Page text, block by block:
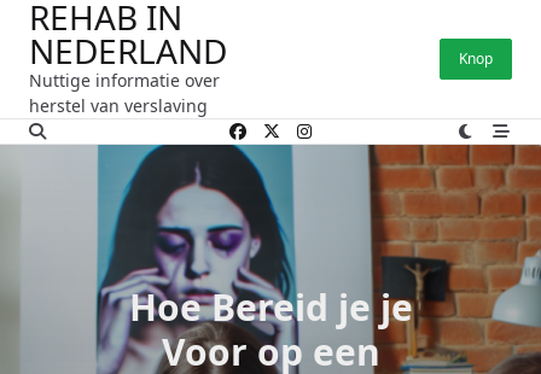
naar
inhoud
REHAB IN
NEDERLAND
Nuttige informatie over
herstel van verslaving
Knop
Hoe Bereid je je
Voor op een